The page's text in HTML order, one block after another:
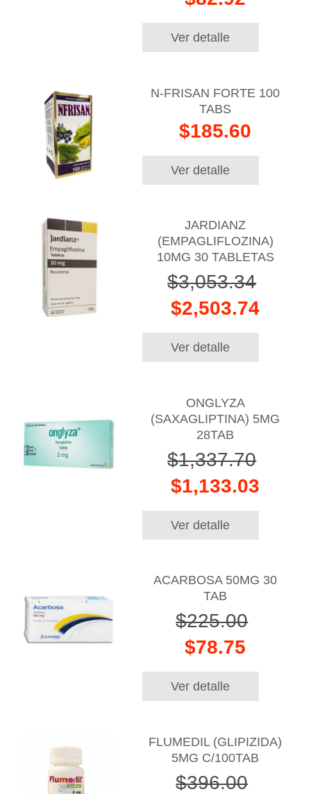
Ver detalle
N-FRISAN FORTE 100
TABS
$185.60
Ver detalle
JARDIANZ
(EMPAGLIFLOZINA)
10MG 30 TABLETAS
$3,053.34
$2,503.74
Ver detalle
ONGLYZA
(SAXAGLIPTINA) 5MG
28TAB
$1,337.70
$1,133.03
Ver detalle
ACARBOSA 50MG 30
TAB
$225.00
$78.75
Ver detalle
FLUMEDIL (GLIPIZIDA)
5MG C/100TAB
$396.00